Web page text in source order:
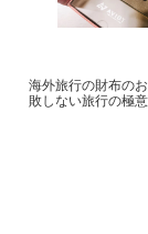
海外旅行の財布の
敗しない旅行の極意